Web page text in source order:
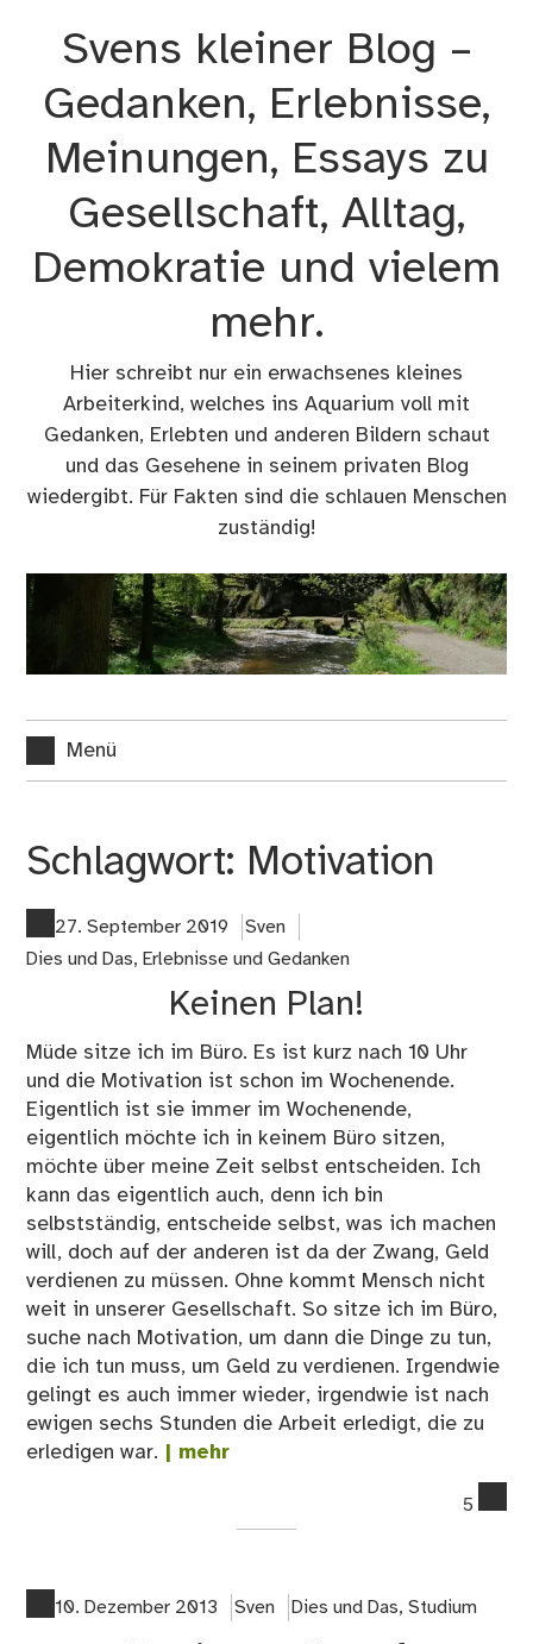
Svens kleiner Blog –
Gedanken, Erlebnisse,
Meinungen, Essays zu
Gesellschaft, Alltag,
Demokratie und vielem
mehr.
Hier schreibt nur ein erwachsenes kleines
Arbeiterkind, welches ins Aquarium voll mit
Gedanken, Erlebten und anderen Bildern schaut
und das Gesehene in seinem privaten Blog
wiedergibt. Für Fakten sind die schlauen Menschen
zuständig!
Menü
Schlagwort: Motivation
27. September 2019
Sven
Dies und Das, Erlebnisse und Gedanken
Keinen Plan!
Müde sitze ich im Büro. Es ist kurz nach 10 Uhr
und die Motivation ist schon im Wochenende.
Eigentlich ist sie immer im Wochenende,
eigentlich möchte ich in keinem Büro sitzen,
möchte über meine Zeit selbst entscheiden. Ich
kann das eigentlich auch, denn ich bin
selbstständig, entscheide selbst, was ich machen
will, doch auf der anderen ist da der Zwang, Geld
verdienen zu müssen. Ohne kommt Mensch nicht
weit in unserer Gesellschaft. So sitze ich im Büro,
suche nach Motivation, um dann die Dinge zu tun,
die ich tun muss, um Geld zu verdienen. Irgendwie
gelingt es auch immer wieder, irgendwie ist nach
ewigen sechs Stunden die Arbeit erledigt, die zu
erledigen war. | mehr
5
10. Dezember 2013
Sven Dies und Das, Studium